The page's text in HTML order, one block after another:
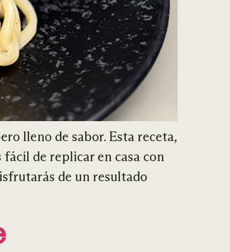
lleno de sabor. Esta receta,
de replicar en casa con
de un resultado